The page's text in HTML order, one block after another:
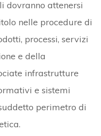
dovranno attenersi
nelle procedure di
processi, servizi
e della
infrastrutture
e sistemi
perimetro di